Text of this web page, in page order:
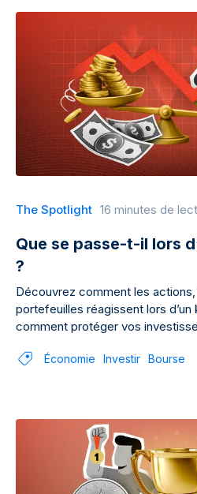
The Spotlight 16 minutes de
Que se passe-t-il lors
?
Découvrez comment les
portefeuilles réagissent lors
comment protéger vos
Économie Investir Bourse